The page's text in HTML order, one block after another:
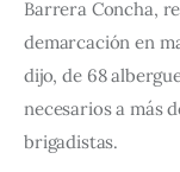
Barrera Concha,
demarcación en
dijo, de 68
necesarios a más
brigadistas.